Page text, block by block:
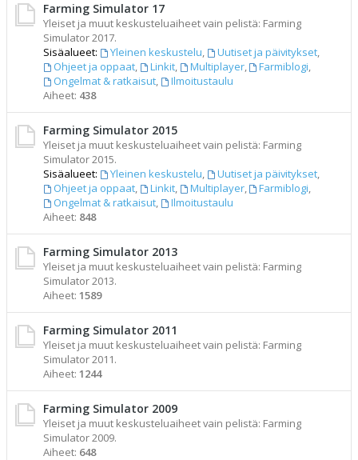
Farming Simulator 17
Yleiset ja muut keskusteluaiheet vain pelistä: Farming
Simulator 2017.
Sisäalueet:
Yleinen keskustelu, Uutiset ja päivitykset,
Ohjeet ja oppaat, Linkit, Multiplayer, Farmiblogi,
Ongelmat & ratkaisut,
Ilmoitustaulu
Aiheet: 438
Farming Simulator 2015
Yleiset ja muut keskusteluaiheet vain pelistä: Farming
Simulator 2015.
Sisäalueet:
Yleinen keskustelu, Uutiset ja päivitykset,
Ohjeet ja oppaat, Linkit, Multiplayer, Farmiblogi,
Ongelmat & ratkaisut,
Ilmoitustaulu
Aiheet: 848
Farming Simulator 2013
Yleiset ja muut keskusteluaiheet vain pelistä: Farming
Simulator 2013.
Aiheet: 1589
Farming Simulator 2011
Yleiset ja muut keskusteluaiheet vain pelistä: Farming
Simulator 2011.
Aiheet: 1244
Farming Simulator 2009
Yleiset ja muut keskusteluaiheet vain pelistä: Farming
Simulator 2009.
Aiheet: 648